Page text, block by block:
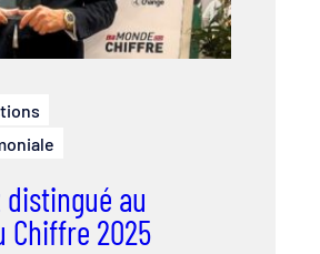
distingué au
Chiffre 2025